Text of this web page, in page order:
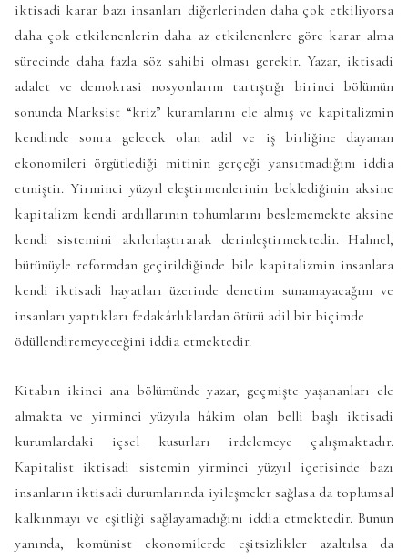
iktisadi karar bazı insanları diğerlerinden daha çok etkiliyorsa
daha çok etkilenenlerin daha az etkilenenlere göre karar alma
sürecinde daha fazla söz sahibi olması gerekir. Yazar, iktisadi
adalet ve demokrasi nosyonlarını tartıştığı birinci bölümün
sonunda Marksist “kriz” kuramlarını ele almış ve kapitalizmin
kendinde sonra gelecek olan adil ve iş birliğine dayanan
ekonomileri örgütlediği mitinin gerçeği yansıtmadığını iddia
etmiştir. Yirminci yüzyıl eleştirmenlerinin beklediğinin aksine
kapitalizm kendi ardıllarının tohumlarını beslememekte aksine
kendi sistemini akılcılaştırarak derinleştirmektedir. Hahnel,
bütünüyle reformdan geçirildiğinde bile kapitalizmin insanlara
kendi iktisadi hayatları üzerinde denetim sunamayacağını ve
insanları yaptıkları fedakârlıklardan ötürü adil bir biçimde
ödüllendiremeyeceğini iddia etmektedir.
Kitabın ikinci ana bölümünde yazar, geçmişte yaşananları ele
almakta ve yirminci yüzyıla hâkim olan belli başlı iktisadi
kurumlardaki içsel kusurları irdelemeye çalışmaktadır.
Kapitalist iktisadi sistemin yirminci yüzyıl içerisinde bazı
insanların iktisadi durumlarında iyileşmeler sağlasa da toplumsal
kalkınmayı ve eşitliği sağlayamadığını iddia etmektedir. Bunun
yanında, komünist ekonomilerde eşitsizlikler azaltılsa da